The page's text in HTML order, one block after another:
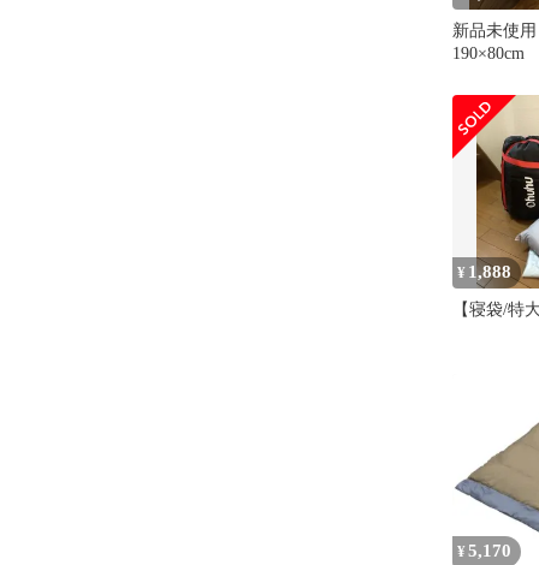
新品未使
190×80cm
¥ 1,888
【寝袋/特
¥ 5,170